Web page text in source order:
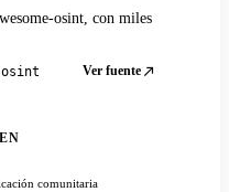
osint, con miles
osint Ver fuente
comunitaria